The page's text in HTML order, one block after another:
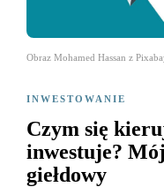
Obraz Mohamed Hassan z
INWESTOWANIE
Czym się
inwestuje?
giełdowy